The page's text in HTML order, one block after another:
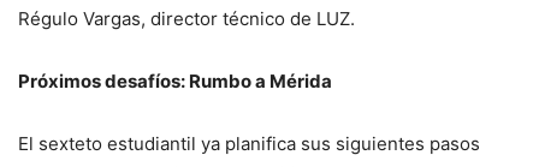
Régulo Vargas, director técnico de LUZ.
Próximos desafíos: Rumbo a Mérida
El sexteto estudiantil ya planifica sus siguientes pasos